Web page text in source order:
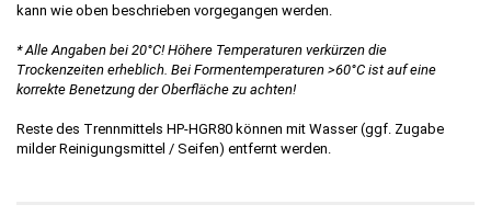
kann wie oben beschrieben vorgegangen werden.
* Alle Angaben bei 20°C! Höhere Temperaturen verkürzen die
Trockenzeiten erheblich. Bei Formentemperaturen >60°C ist auf eine
korrekte Benetzung der Oberfläche zu achten!
Reste des Trennmittels HP-HGR80 können mit Wasser (ggf. Zugabe
milder Reinigungsmittel / Seifen) entfernt werden.